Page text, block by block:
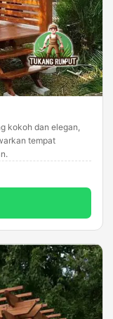
kokoh dan elegan,
tempat